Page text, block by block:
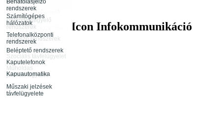
Rendészeti
tevékenység
Rendezvénybiztosítás
Tűzjelző rendszerek
távfelügyelete
Őrjárat ellenőrző
rendszerek
távfelügyelete
Szociális távfelügyelet
Műholdas
járműfelügyelet
Műszaki jelzések
távfelügyelete
Behatolásjelző
rendszerek
Videómegfigyelő
rendszerek
Tűzjelző rendszerek
Beléptető rendszerek
Kaputelefonok
Kapuautomatika
Infokommunikáció
Számítógépes
hálózatok
Telefonalközponti
rendszerek
Infokommunikáció